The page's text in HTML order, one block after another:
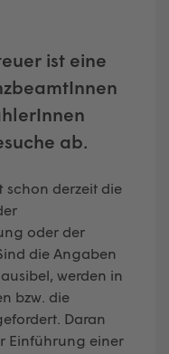
ist eine
ab.
schon derzeit die
oder der
die Angaben
werden in
bzw. die
Daran
Einführung einer